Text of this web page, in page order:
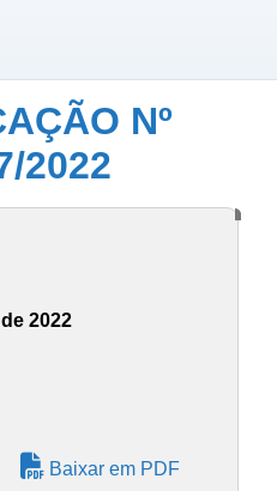
Nº
2022
2022
Baixar em PDF